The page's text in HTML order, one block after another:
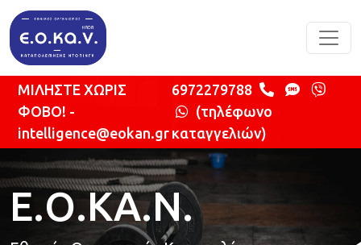
Παράκαμψη προς το κυρίως περιεχόμενο
ΜΙΛΗΣΤΕ ΧΩΡΙΣ
ΦΟΒΟ! -
intelligence@eokan.gr
6972279788
(τηλέφωνο
καταγγελιών)
Ε.Ο.ΚΑ.Ν.